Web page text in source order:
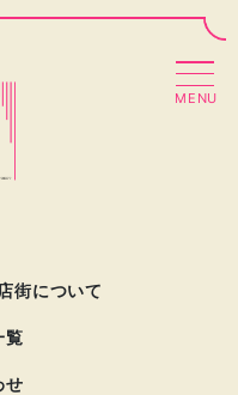
MENU
街について
覧
せ